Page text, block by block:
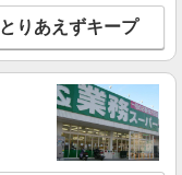
とりあえずキープ